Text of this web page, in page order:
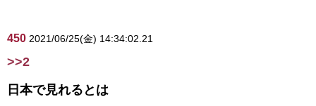
450 2021/06/25(金) 14:34:02.21
>>2
日本で見れるとは